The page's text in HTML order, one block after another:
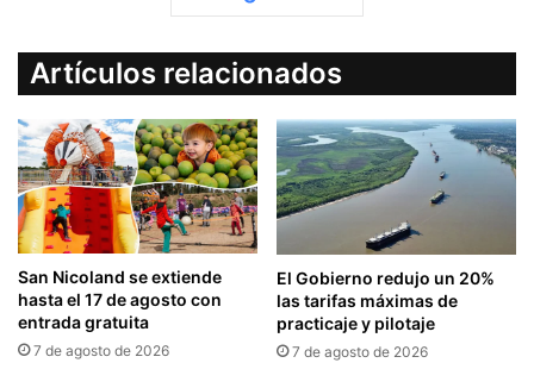
Artículos relacionados
San Nicoland se extiende
hasta el 17 de agosto con
entrada gratuita
7 de agosto de 2026
El Gobierno redujo un 20%
las tarifas máximas de
practicaje y pilotaje
7 de agosto de 2026